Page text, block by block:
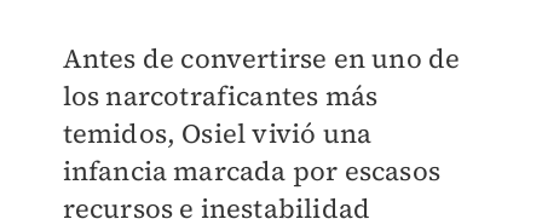
Antes de convertirse en uno de
los narcotraficantes más
temidos, Osiel vivió una
infancia marcada por escasos
recursos e inestabilidad